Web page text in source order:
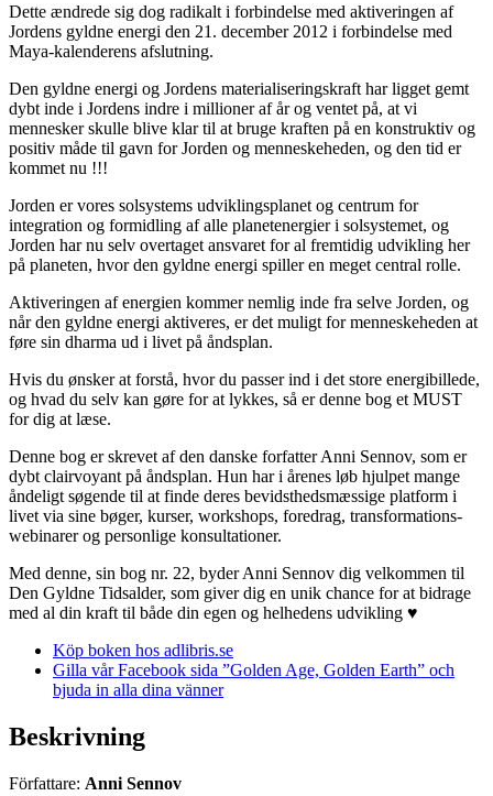
Dette ændrede sig dog radikalt i forbindelse med aktiveringen af
Jordens gyldne energi den 21. december 2012 i forbindelse med
Maya-kalenderens afslutning.
Den gyldne energi og Jordens materialiseringskraft har ligget gemt
dybt inde i Jordens indre i millioner af år og ventet på, at vi
mennesker skulle blive klar til at bruge kraften på en konstruktiv og
positiv måde til gavn for Jorden og menneskeheden, og den tid er
kommet nu !!!
Jorden er vores solsystems udviklingsplanet og centrum for
integration og formidling af alle planetenergier i solsystemet, og
Jorden har nu selv overtaget ansvaret for al fremtidig udvikling her
på planeten, hvor den gyldne energi spiller en meget central rolle.
Aktiveringen af energien kommer nemlig inde fra selve Jorden, og
når den gyldne energi aktiveres, er det muligt for menneskeheden at
føre sin dharma ud i livet på åndsplan.
Hvis du ønsker at forstå, hvor du passer ind i det store energibillede,
og hvad du selv kan gøre for at lykkes, så er denne bog et MUST
for dig at læse.
Denne bog er skrevet af den danske forfatter Anni Sennov, som er
dybt clairvoyant på åndsplan. Hun har i årenes løb hjulpet mange
åndeligt søgende til at finde deres bevidsthedsmæssige platform i
livet via sine bøger, kurser, workshops, foredrag, transformations-
webinarer og personlige konsultationer.
Med denne, sin bog nr. 22, byder Anni Sennov dig velkommen til
Den Gyldne Tidsalder, som giver dig en unik chance for at bidrage
med al din kraft til både din egen og helhedens udvikling ♥
Köp boken hos adlibris.se
Gilla vår Facebook sida ”Golden Age, Golden Earth” och
bjuda in alla dina vänner
Beskrivning
Författare: Anni Sennov